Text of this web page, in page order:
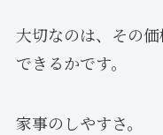
大切なのは、その
できるかです。
家事のしやすさ。